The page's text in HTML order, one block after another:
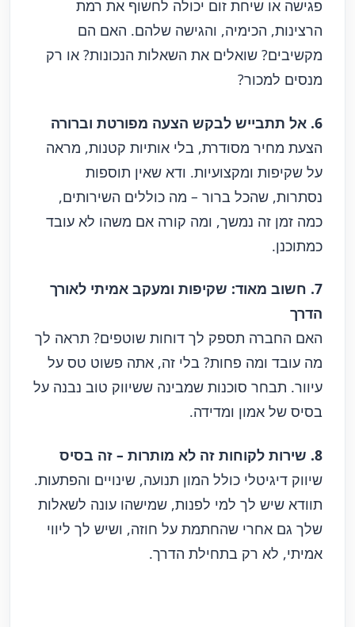
פגישה או שיחת זום יכולה לחשוף את רמת
הרצינות, הכימיה, והגישה שלהם. האם הם
מקשיבים? שואלים את השאלות הנכונות? או רק
מנסים למכור?
6. אל תתבייש לבקש הצעה מפורטת וברורה
הצעת מחיר מסודרת, בלי אותיות קטנות, מראה
על שקיפות ומקצועיות. ודא שאין תוספות
נסתרות, שהכל ברור – מה כוללים השירותים,
כמה זמן זה נמשך, ומה קורה אם משהו לא עובד
כמתוכנן.
7. חשוב מאוד: שקיפות ומעקב אמיתי לאורך
הדרך
האם החברה תספק לך דוחות שוטפים? תראה לך
מה עובד ומה פחות? בלי זה, אתה פשוט טס על
עיוור. תבחר סוכנות שמבינה ששיווק טוב נבנה על
בסיס של אמון ומדידה.
8. שירות לקוחות זה לא מותרות – זה בסיס
שיווק דיגיטלי כולל המון תנועה, שינויים והפתעות.
תוודא שיש לך למי לפנות, שמישהו עונה לשאלות
שלך גם אחרי שהחתמת על חוזה, ושיש לך ליווי
אמיתי, לא רק בתחילת הדרך.